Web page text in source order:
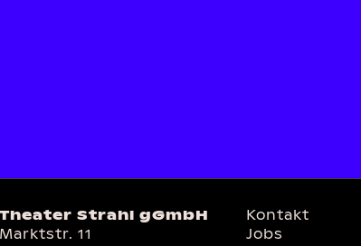
Theater Strahl gGmbH
Marktstr. 11
Kontakt
Jobs